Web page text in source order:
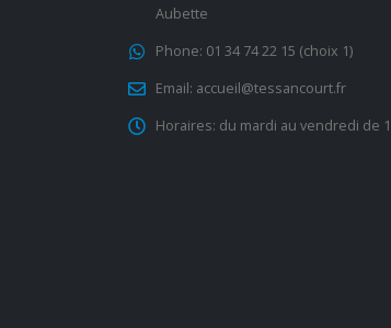
Aubette
Phone: 01 34 74 22 15 (choix 1)
Email: accueil@tessancourt.fr
Horaires: du mardi au vendredi de